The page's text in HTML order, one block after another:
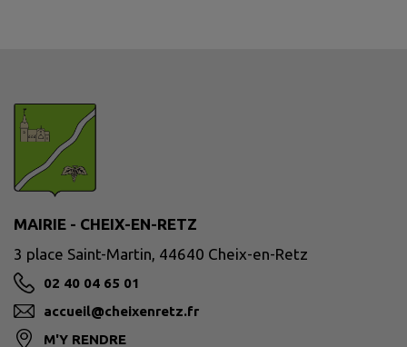
MAIRIE - CHEIX-EN-RETZ
3 place Saint-Martin, 44640 Cheix-en-Retz
02 40 04 65 01
accueil@cheixenretz.fr
M'Y RENDRE